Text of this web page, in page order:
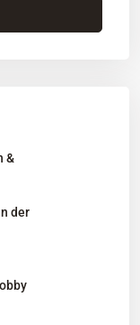
&
der